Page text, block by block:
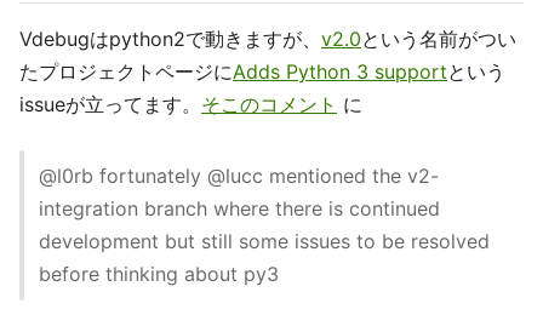
Vdebugはpython2で動きますが、 v2.0という名前がつい
たプロジェクトページにAdds Python 3 supportという
issueが立ってます。 そこのコメント に
@l0rb fortunately @lucc mentioned the v2-
integration branch where there is continued
development but still some issues to be resolved
before thinking about py3